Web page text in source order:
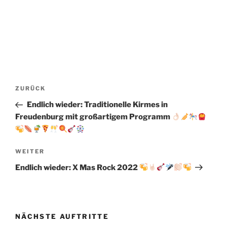
Beitragsnavigation
Vorheriger
Beitrag
ZURÜCK
Endlich wieder: Traditionelle Kirmes in
Freudenburg mit großartigem Programm
Nächster
Beitrag
WEITER
Endlich wieder: X Mas Rock 2022
NÄCHSTE AUFTRITTE